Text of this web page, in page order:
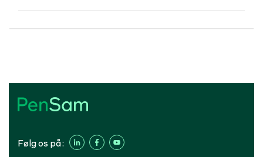
Følg os på: